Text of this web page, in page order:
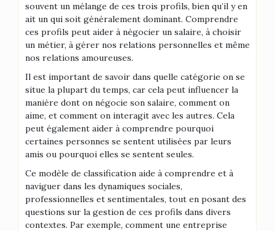
souvent un mélange de ces trois profils, bien qu’il y en
ait un qui soit généralement dominant. Comprendre
ces profils peut aider à négocier un salaire, à choisir
un métier, à gérer nos relations personnelles et même
nos relations amoureuses.
Il est important de savoir dans quelle catégorie on se
situe la plupart du temps, car cela peut influencer la
manière dont on négocie son salaire, comment on
aime, et comment on interagit avec les autres. Cela
peut également aider à comprendre pourquoi
certaines personnes se sentent utilisées par leurs
amis ou pourquoi elles se sentent seules.
Ce modèle de classification aide à comprendre et à
naviguer dans les dynamiques sociales,
professionnelles et sentimentales, tout en posant des
questions sur la gestion de ces profils dans divers
contextes. Par exemple, comment une entreprise